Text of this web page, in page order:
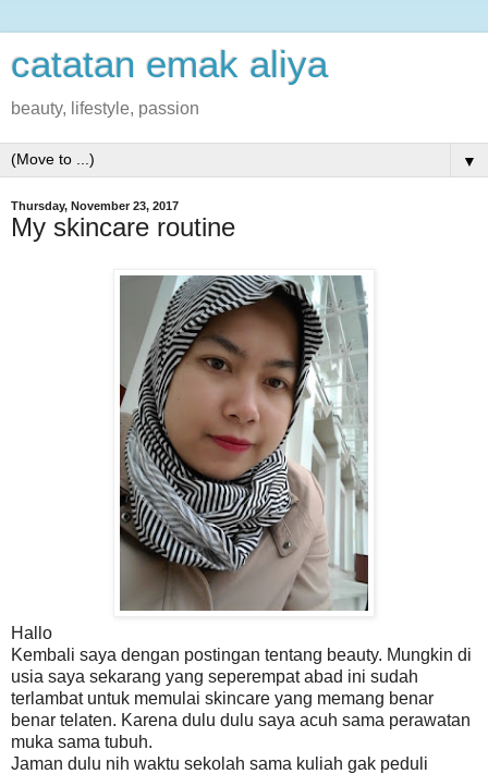
catatan emak aliya
beauty, lifestyle, passion
▼
Thursday, November 23, 2017
My skincare routine
Hallo
Kembali saya dengan postingan tentang beauty. Mungkin di
usia saya sekarang yang seperempat abad ini sudah
terlambat untuk memulai skincare yang memang benar
benar telaten. Karena dulu dulu saya acuh sama perawatan
muka sama tubuh.
Jaman dulu nih waktu sekolah sama kuliah gak peduli